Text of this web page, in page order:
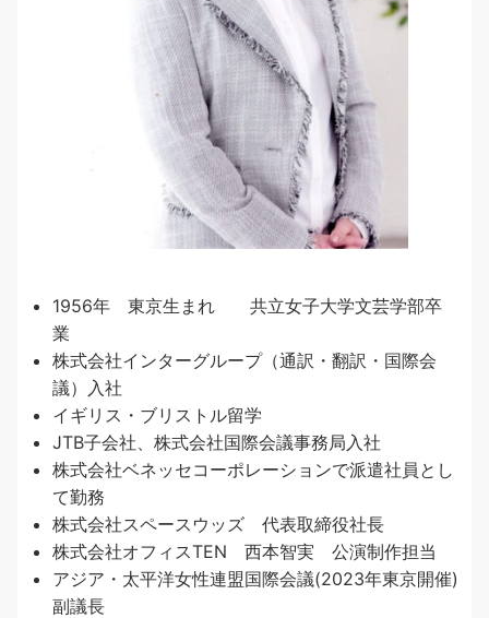
1956年 東京生まれ 共立女子大学文芸学部卒
業
株式会社インターグループ（通訳・翻訳・国際会
議）入社
イギリス・ブリストル留学
JTB子会社、株式会社国際会議事務局入社
株式会社ベネッセコーポレーションで派遣社員とし
て勤務
株式会社スペースウッズ 代表取締役社長
株式会社オフィスTEN 西本智実 公演制作担当
アジア・太平洋女性連盟国際会議(2023年東京開催)
副議長